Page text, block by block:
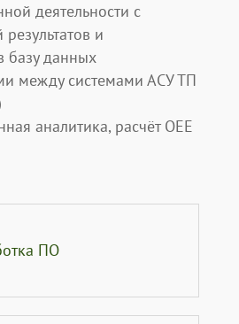
деятельности с
и
базу данных
между системами АСУ ТП
аналитика, расчёт OEE
ПО